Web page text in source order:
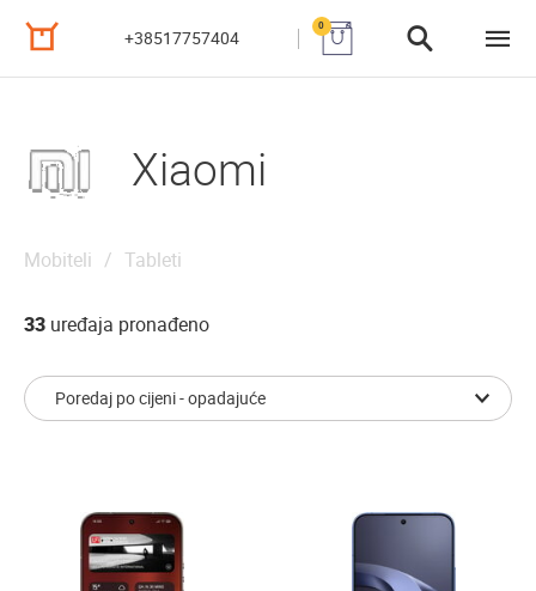
+38517757404
0
Xiaomi
Mobiteli Tableti
33 uređaja pronađeno